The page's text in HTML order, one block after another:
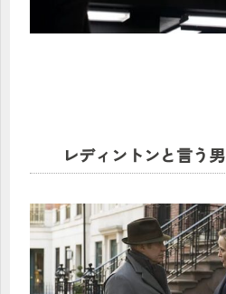
レディントンと言う男